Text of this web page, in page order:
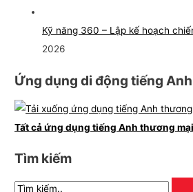
Kỹ năng 360 – Lập kế hoạch
2026
Ứng dụng di động tiếng
Tất cả ứng dụng tiếng Anh thương mại
Tìm kiếm